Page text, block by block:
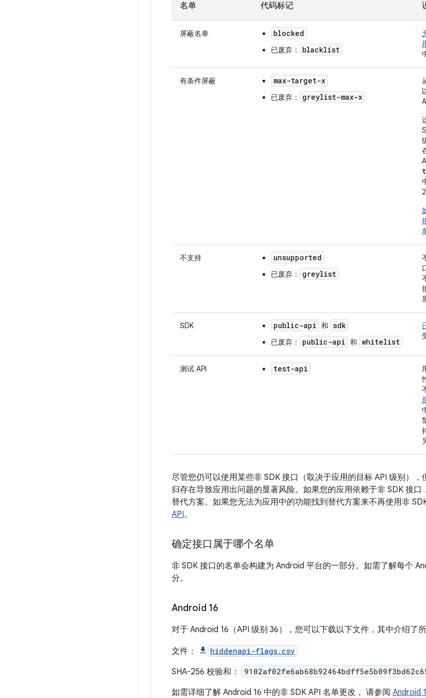
名单 代码标记
屏蔽名单 blocked
已废弃： blacklist
有条件屏蔽 max-target-x
已废弃： greylist-max-x
不支持 unsupported
已废弃： greylist
SDK public-api 和 sdk
已废弃： public-api 和 whitelist
测试 API test-api
尽管您仍可以使用某些非 SDK 接口（取决于应用的目标 API 级别）
归存在导致应用出问题的显著风险。如果您的应用依赖于非 SDK 接
替代方案。如果您无法为应用中的功能找到替代方案来不再使用非
API。
确定接口属于哪个名单
非 SDK 接口的名单会构建为 Android 平台的一部分。如需了解每个
分。
Android 16
对于 Android 16（API 级别 36），您可以下载以下文件，其中介绍了
文件： hiddenapi-flags.csv
SHA-256 校验和：
如需详细了解 Android 16 中的非 SDK API 名单更改， 请参阅 Android